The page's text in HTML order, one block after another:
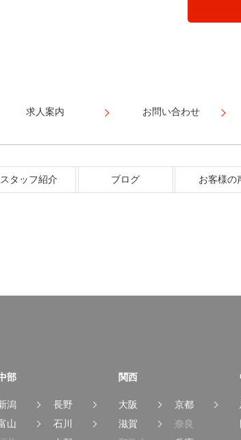
求人案内 お問い合わせ
スタッフ紹介 ブログ お客様の
部
潟
長野
山
石川
関西
大阪
京都
滋賀
奈良